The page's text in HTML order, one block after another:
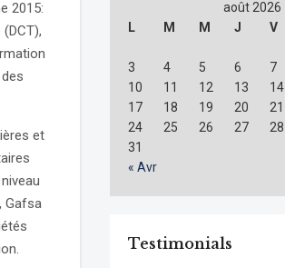
2015:
et
Gafsa
août 2026
L
M M J V
3
4 5 6 7
10
11 12 13 14
17
18 19 20 21
24
25 26 27 28
31
« Avr
Testimonials